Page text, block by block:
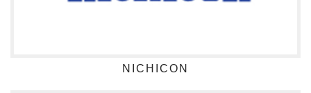
NICHICON